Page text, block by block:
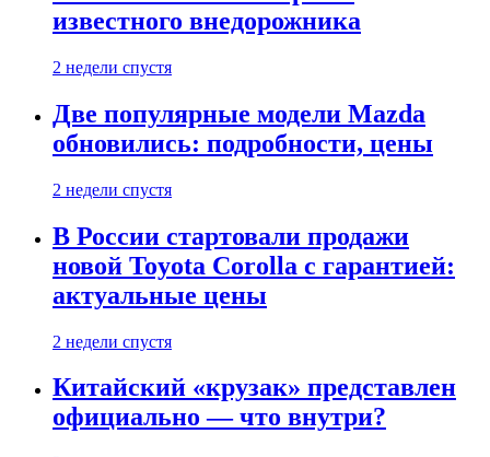
известного внедорожника
2 недели спустя
Две популярные модели Mazda
обновились: подробности, цены
2 недели спустя
В России стартовали продажи
новой Toyota Corolla с гарантией:
актуальные цены
2 недели спустя
Китайский «крузак» представлен
официально — что внутри?